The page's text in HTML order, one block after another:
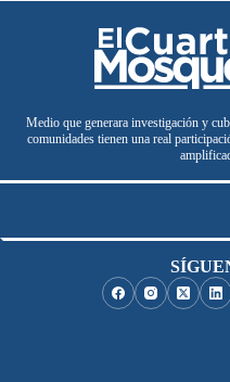
Medio que generara investigación y
comunidades tienen una real